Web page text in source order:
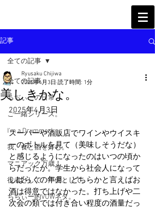
記事
全ての記事
ちぢぃーの日常
ご一緒シリーズ。
I'm a Drummer!
我、食と酒を好む。
マニアック万歳！
役者として、声優として。
ちぢぃー的VOWネタ。
全ての記事
美しきかな。
Ryusaku Chijiwa
2025年4月3日 読了時間: 1分
2025年4月3日
スーパーや酒販店でワインやウイスキ
ーのボトルを見て（美味しそうだな）
と感じるようになったのはいつの頃か
らだったか。学生から社会人になって
しばらくの年月、どちらかと言えばお
酒は得意ではなかった。打ち上げや二
次会の類では付き合い程度の酒量だっ